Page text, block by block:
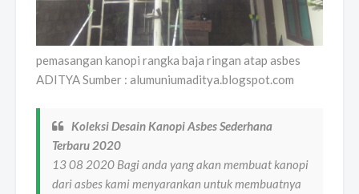
pemasangan kanopi rangka baja ringan atap asbes
ADITYA Sumber : alumuniumaditya.blogspot.com
Koleksi Desain Kanopi Asbes Sederhana
Terbaru 2020
13 08 2020 Bagi anda yang akan membuat kanopi
dari asbes kami menyarankan untuk membuatnya